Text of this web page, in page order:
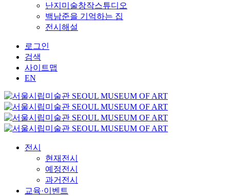
난지미술창작스튜디오
백남준을 기억하는 집
전시해설
로그인
검색
사이트맵
EN
전시
현재전시
예정전시
과거전시
교육·이벤트